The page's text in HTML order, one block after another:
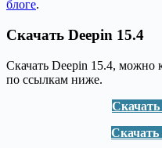
блоге.
Скачать Deepin 15.4
Скачать Deepin 15.4, можно
по ссылкам ниже.
Скачать
Скачать